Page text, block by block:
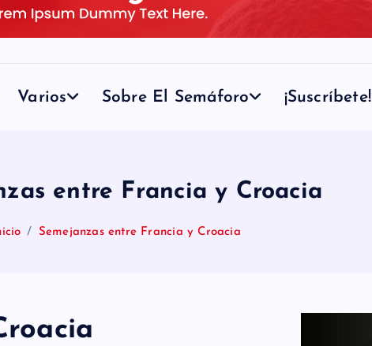
Varios Sobre El Semáforo ¡Suscríbete!
entre Francia y Croacia
Semejanzas entre Francia y Croacia